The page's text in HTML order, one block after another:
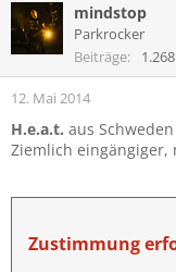
k
t
i
n
n
:
mindstop
Parkrocker
Beiträge
1.268
12. Mai 2014
H.e.a.t. aus
Ziemlich eingängiger,
Zustimmung